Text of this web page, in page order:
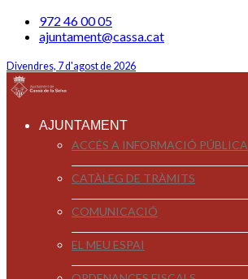
972 46 00 05
ajuntament@cassa.cat
Divendres, 7 d'agost de 2026
AJUNTAMENT
ACCÉS A INFORMACIÓ PÚBLICA
CATÀLEG DE TRÀMITS
COMUNICACIÓ
EL MEU ESPAI